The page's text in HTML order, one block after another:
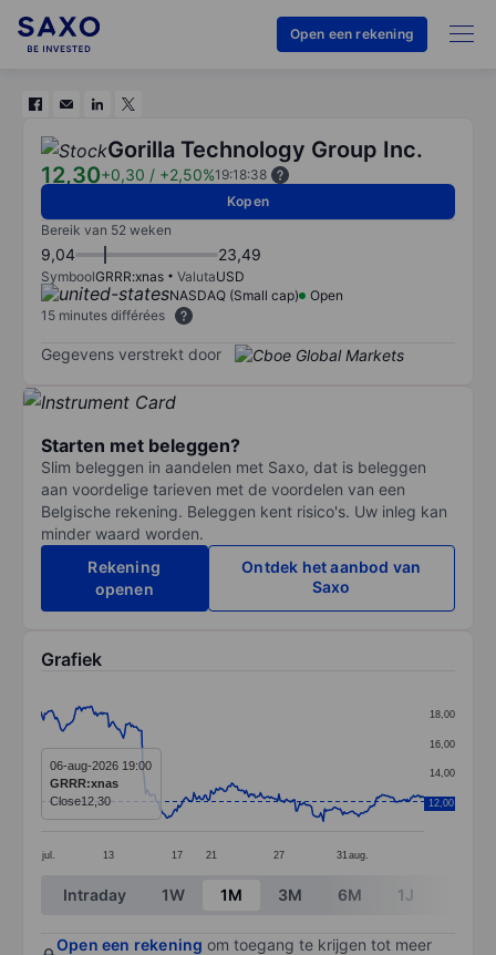
Open een rekening
Gorilla Technology Group Inc.
12,30+0,30 / +2,50%19:18:38
Kopen
Bereik van 52 weken
9,04 23,49
SymboolGRRR:xnas ValutaUSD
NASDAQ (Small cap)
Open
15 minutes différées
Gegevens verstrekt door
Starten met beleggen?
Slim beleggen in aandelen met Saxo, dat is beleggen
aan voordelige tarieven met de voordelen van een
Belgische rekening. Beleggen kent risico's. Uw inleg kan
minder waard worden.
Rekening
openen
Ontdek het aanbod van
Saxo
Grafiek
Line chart with 294 data points.
The chart has 1 X axis displaying categories.
The chart has 1 Y axis displaying values. Data ranges
jul. 13 17 21 27 31 aug.
12,00
14,00
16,00
18,00
12,00
06-aug-2026 19:00
GRRR:xnas
Close12,30
End of interactive chart.
Intraday 1W 1M 3M 6M 1J
Open een rekening om toegang te krijgen tot meer